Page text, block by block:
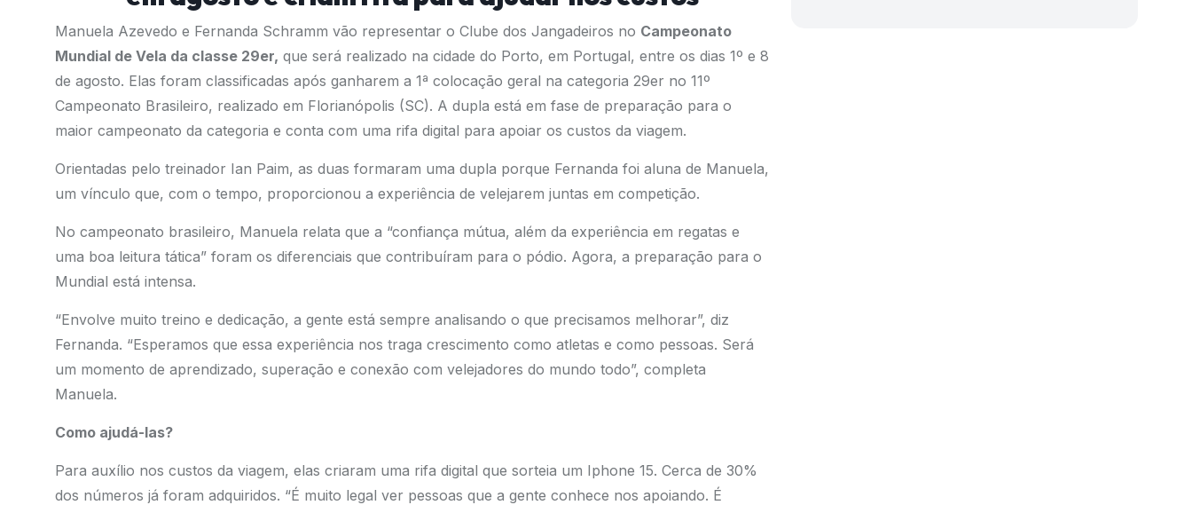
Manuela Azevedo e Fernanda Schramm vão representar o Clube dos Jangadeiros no Campeonato
Mundial de Vela da classe 29er, que será realizado na cidade do Porto, em Portugal, entre os dias 1º e 8
de agosto. Elas foram classificadas após ganharem a 1ª colocação geral na categoria 29er no 11º
Campeonato Brasileiro, realizado em Florianópolis (SC). A dupla está em fase de preparação para o
maior campeonato da categoria e conta com uma rifa digital para apoiar os custos da viagem.
Orientadas pelo treinador Ian Paim, as duas formaram uma dupla porque Fernanda foi aluna de Manuela,
um vínculo que, com o tempo, proporcionou a experiência de velejarem juntas em competição.
No campeonato brasileiro, Manuela relata que a “confiança mútua, além da experiência em regatas e
uma boa leitura tática” foram os diferenciais que contribuíram para o pódio. Agora, a preparação para o
Mundial está intensa.
“Envolve muito treino e dedicação, a gente está sempre analisando o que precisamos melhorar”, diz
Fernanda. “Esperamos que essa experiência nos traga crescimento como atletas e como pessoas. Será
um momento de aprendizado, superação e conexão com velejadores do mundo todo”, completa
Manuela.
Como ajudá-las?
Para auxílio nos custos da viagem, elas criaram uma rifa digital que sorteia um Iphone 15. Cerca de 30%
dos números já foram adquiridos. “É muito legal ver pessoas que a gente conhece nos apoiando. É